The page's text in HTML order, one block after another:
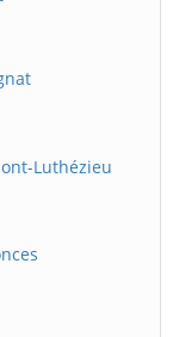
Luthézieu